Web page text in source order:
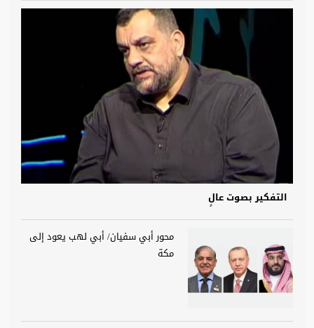
التفكير بصوت عالٍ
محور أبي سفيان/ أبي لهب يعود إلى
مكة